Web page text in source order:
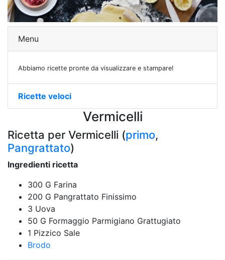
Menu
Abbiamo ricette pronte da visualizzare e stampare!
Ricette veloci
Vermicelli
Ricetta per Vermicelli (primo,
Pangrattato)
Ingredienti ricetta
300 G Farina
200 G Pangrattato Finissimo
3 Uova
50 G Formaggio Parmigiano Grattugiato
1 Pizzico Sale
Brodo